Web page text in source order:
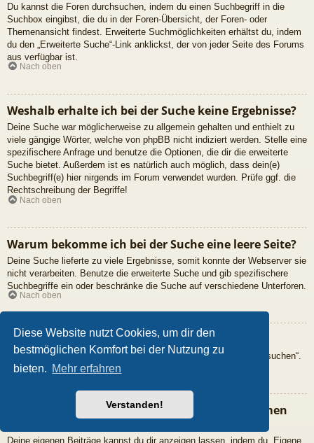
Diese Website nutzt Cookies, um dir den
bestmöglichen Komfort bei der Nutzung zu
bieten. Mehr erfahren
Verstanden!
Du kannst die Foren durchsuchen, indem du einen Suchbegriff in die
Suchbox eingibst, die du in der Foren-Übersicht, der Foren- oder
Themenansicht findest. Erweiterte Suchmöglichkeiten erhältst du, indem
du den „Erweiterte Suche“-Link anklickst, der von jeder Seite des Forums
aus verfügbar ist.
Nach oben
Weshalb erhalte ich bei der Suche keine Ergebnisse?
Deine Suche war möglicherweise zu allgemein gehalten und enthielt zu
viele gängige Wörter, welche von phpBB nicht indiziert werden. Stelle eine
spezifischere Anfrage und benutze die Optionen, die dir die erweiterte
Suche bietet. Außerdem ist es natürlich auch möglich, dass dein(e)
Suchbegriff(e) hier nirgends im Forum verwendet wurden. Prüfe ggf. die
Rechtschreibung der Begriffe!
Nach oben
Warum bekomme ich bei der Suche eine leere Seite?
Deine Suche lieferte zu viele Ergebnisse, somit konnte der Webserver sie
nicht verarbeiten. Benutze die erweiterte Suche und gib spezifischere
Suchbegriffe ein oder beschränke die Suche auf verschiedene Unterforen.
Nach oben
Wie kann ich nach Mitgliedern suchen?
Gehe zur „Mitglieder“-Seite und klicke auf „Nach einem Mitglied suchen“.
Nach oben
Wie kann ich meine eigenen Beiträge und Themen
Deine eigenen Beiträge kannst du dir anzeigen lassen, indem du „Eigene